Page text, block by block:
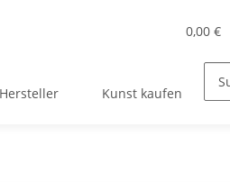
0,00 €
Hersteller Kunst kaufen